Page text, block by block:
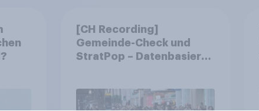
[CH Recording]
Gemeinde-Check und
StratPop – Datenbasierte